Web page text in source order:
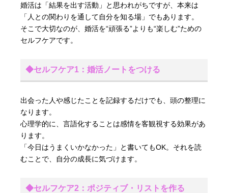
婚活は「結果を出す活動」と思われがちですが、本来は
「人との関わりを通して自分を知る場」でもあります。
そこで大切なのが、婚活を“頑張る”よりも“楽しむ”ための
セルフケアです。
◆セルフケア1：婚活ノートをつける
出会った人や感じたことを記録するだけでも、頭の整理に
なります。
心理学的に、言語化することは感情を客観視する効果があ
ります。
「今日はうまくいかなかった」と書いてもOK。それを読
むことで、自分の成長に気づけます。
◆セルフケア2：ポジティブ・リストを作る